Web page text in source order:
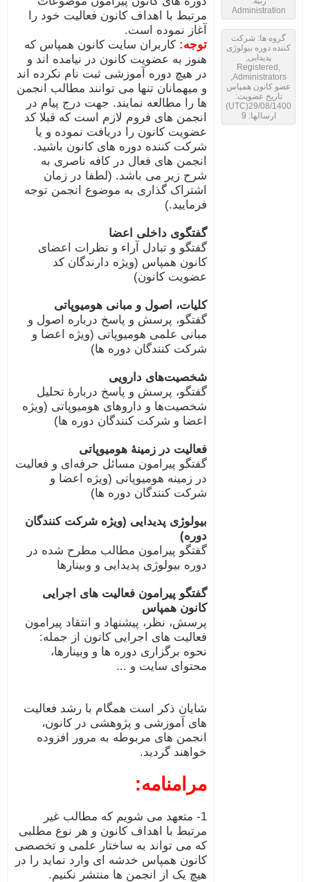
Administration
گروه ها: شرکت
دوره بیولوژی
پدیدایی,
Registered,
Administrators,
کانون همپاس
تاریخ عضویت:
29/08/
ارسالها: 9
مرتبط با اهداف کانون فعالیت خود را
آغاز نموده است.
توجه:کاربران سایت کانون همپاس که
هنوز به عضویت کانون در نیامده اند و
در هیچ دوره آموزشی ثبت نام نکرده اند
و میهمانان تنها می توانند مطالب انجمن
ها را مطالعه نمایند. جهت درج پیام در
انجمن های فروم لازم است که قبلا کد
عضویت کانون را دریافت نموده و یا
شرکت کننده دوره های کانون باشید.
انجمن های فعال در کافه ناصری به
شرح زیر می باشد. (لطفا در زمان
اشتراک گذاری به موضوع انجمن توجه
فرمایید.)
گفتگوی داخلی اعضا
گفتگو و تبادل آراء و نظرات اعضای
کانون همپاس (ویژه دارندگان کد
عضویت کانون)
کلیات، اصول و مبانی هومیوپاتی
گفتگو، پرسش و پاسخ درباره اصول و
مبانی علمی هومیوپاتی (ویژه اعضا و
شرکت کنندگان دوره ها)
شخصیت‌های دارویی
گفتگو، پرسش و پاسخ دربارۀ تحلیل
شخصیت‌ها و داروهای هومیوپاتی (ویژه
اعضا و شرکت کنندگان دوره ها)
فعالیت در زمینۀ هومیوپاتی
گفتگو پیرامون مسائل حرفه‌ای و فعالیت
در زمینه هومیوپاتی (ویژه اعضا و
شرکت کنندگان دوره ها)
بیولوژی پدیدایی (ویژه شرکت کنندگان
دوره)
گفتگو پیرامون مطالب مطرح شده در
دوره بیولوژی پدیدایی و وبینارها
گفتگو پیرامون فعالیت های اجرایی
کانون همپاس
پرسش، نظر، پیشنهاد و انتقاد پیرامون
فعالیت های اجرایی کانون از جمله:
نحوه برگزاری دوره ها و وبینارها،
محتوای سایت و ...
شایان ذکر است همگام با رشد فعالیت
های آموزشی و پژوهشی در کانون،
انجمن های مربوطه به مرور افزوده
خواهند گردید.
مرامنامه:
1- متعهد می شویم که مطالب غیر
مرتبط با اهداف کانون و هر نوع مطلبی
که می تواند به ساختار علمی و تخصصی
کانون همپاس خدشه ای وارد نماید را در
هیچ یک از انجمن ها منتشر نکنیم.